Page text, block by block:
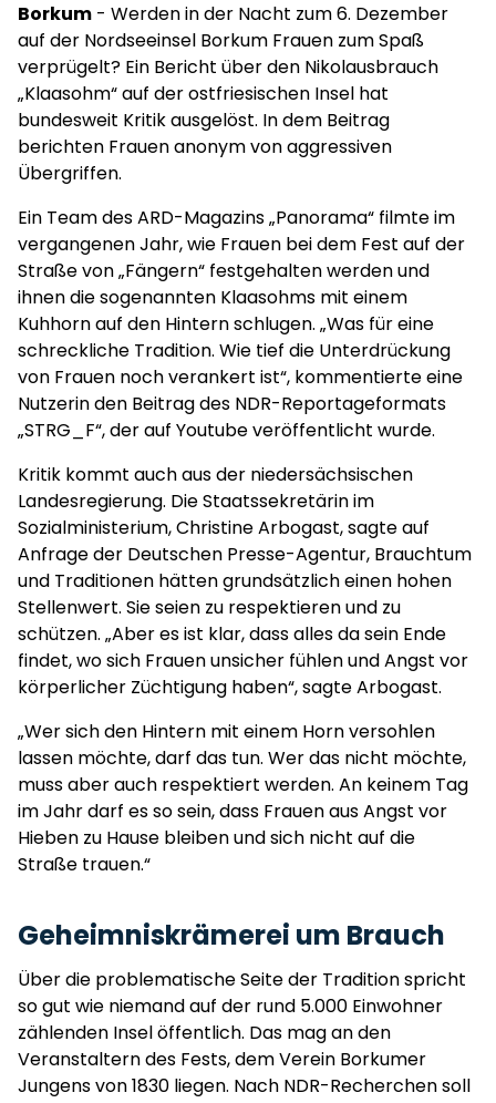
Borkum - Werden in der Nacht zum 6. Dezember
auf der Nordseeinsel Borkum Frauen zum Spaß
verprügelt? Ein Bericht über den Nikolausbrauch
„Klaasohm“ auf der ostfriesischen Insel hat
bundesweit Kritik ausgelöst. In dem Beitrag
berichten Frauen anonym von aggressiven
Übergriffen.
Ein Team des ARD-Magazins „Panorama“ filmte im
vergangenen Jahr, wie Frauen bei dem Fest auf der
Straße von „Fängern“ festgehalten werden und
ihnen die sogenannten Klaasohms mit einem
Kuhhorn auf den Hintern schlugen. „Was für eine
schreckliche Tradition. Wie tief die Unterdrückung
von Frauen noch verankert ist“, kommentierte eine
Nutzerin den Beitrag des NDR-Reportageformats
„STRG_F“, der auf Youtube veröffentlicht wurde.
Kritik kommt auch aus der niedersächsischen
Landesregierung. Die Staatssekretärin im
Sozialministerium, Christine Arbogast, sagte auf
Anfrage der Deutschen Presse-Agentur, Brauchtum
und Traditionen hätten grundsätzlich einen hohen
Stellenwert. Sie seien zu respektieren und zu
schützen. „Aber es ist klar, dass alles da sein Ende
findet, wo sich Frauen unsicher fühlen und Angst vor
körperlicher Züchtigung haben“, sagte Arbogast.
„Wer sich den Hintern mit einem Horn versohlen
lassen möchte, darf das tun. Wer das nicht möchte,
muss aber auch respektiert werden. An keinem Tag
im Jahr darf es so sein, dass Frauen aus Angst vor
Hieben zu Hause bleiben und sich nicht auf die
Straße trauen.“
Geheimniskrämerei um Brauch
Über die problematische Seite der Tradition spricht
so gut wie niemand auf der rund 5.000 Einwohner
zählenden Insel öffentlich. Das mag an den
Veranstaltern des Fests, dem Verein Borkumer
Jungens von 1830 liegen. Nach NDR-Recherchen soll